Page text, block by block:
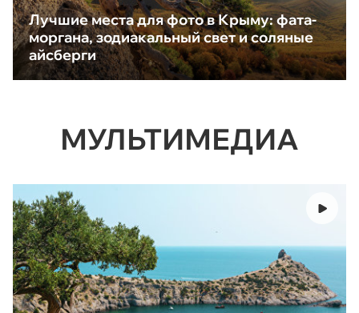
Лучшие места для фото в Крыму: фата-
моргана, зодиакальный свет и соляные
айсберги
МУЛЬТИМЕДИА